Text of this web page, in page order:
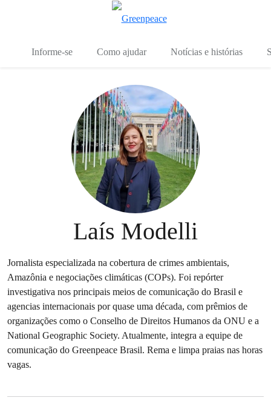
Informe-se Como ajudar Notícias e histórias
Laís Modelli
Jornalista especializada na cobertura de crimes ambientais,
Amazônia e negociações climáticas (COPs). Foi repórter
investigativa nos principais meios de comunicação do Brasil e
agencias internacionais por quase uma década, com prêmios de
organizações como o Conselho de Direitos Humanos da ONU e a
National Geographic Society. Atualmente, integra a equipe de
comunicação do Greenpeace Brasil. Rema e limpa praias nas horas
vagas.